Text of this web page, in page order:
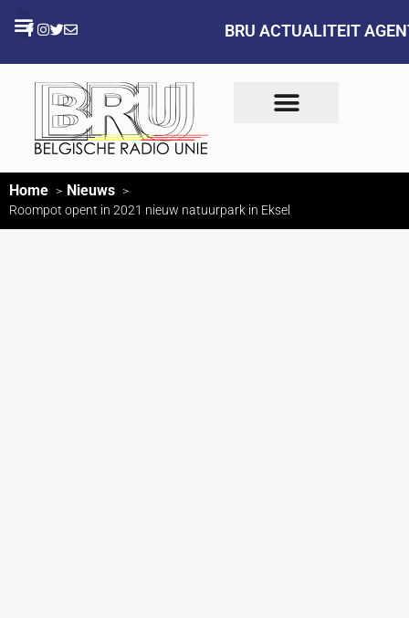
BRU ACTUALITEIT
Home Nieuws
Roompot opent in 2021 nieuw natuurpark in Eksel